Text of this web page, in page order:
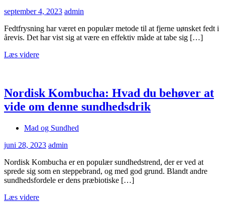
september 4, 2023 admin
Fedtfrysning har været en populær metode til at fjerne uønsket fedt i
årevis. Det har vist sig at være en effektiv måde at tabe sig […]
Læs videre
Nordisk Kombucha: Hvad du behøver at
vide om denne sundhedsdrik
Mad og Sundhed
juni 28, 2023 admin
Nordisk Kombucha er en populær sundhedstrend, der er ved at
sprede sig som en steppebrand, og med god grund. Blandt andre
sundhedsfordele er dens præbiotiske […]
Læs videre